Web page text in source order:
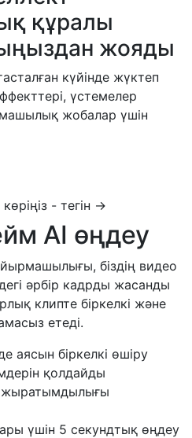
құралы
жояды
күйінде жүктеп
үстемелер
жобалар үшін
- тегін →
AI өңдеу
біздің видео
әрбір кадрды жасанды
клипте біркелкі және
етеді.
аясын біркелкі өшіру
қолдайды
үшін 5 секундтық өңдеу